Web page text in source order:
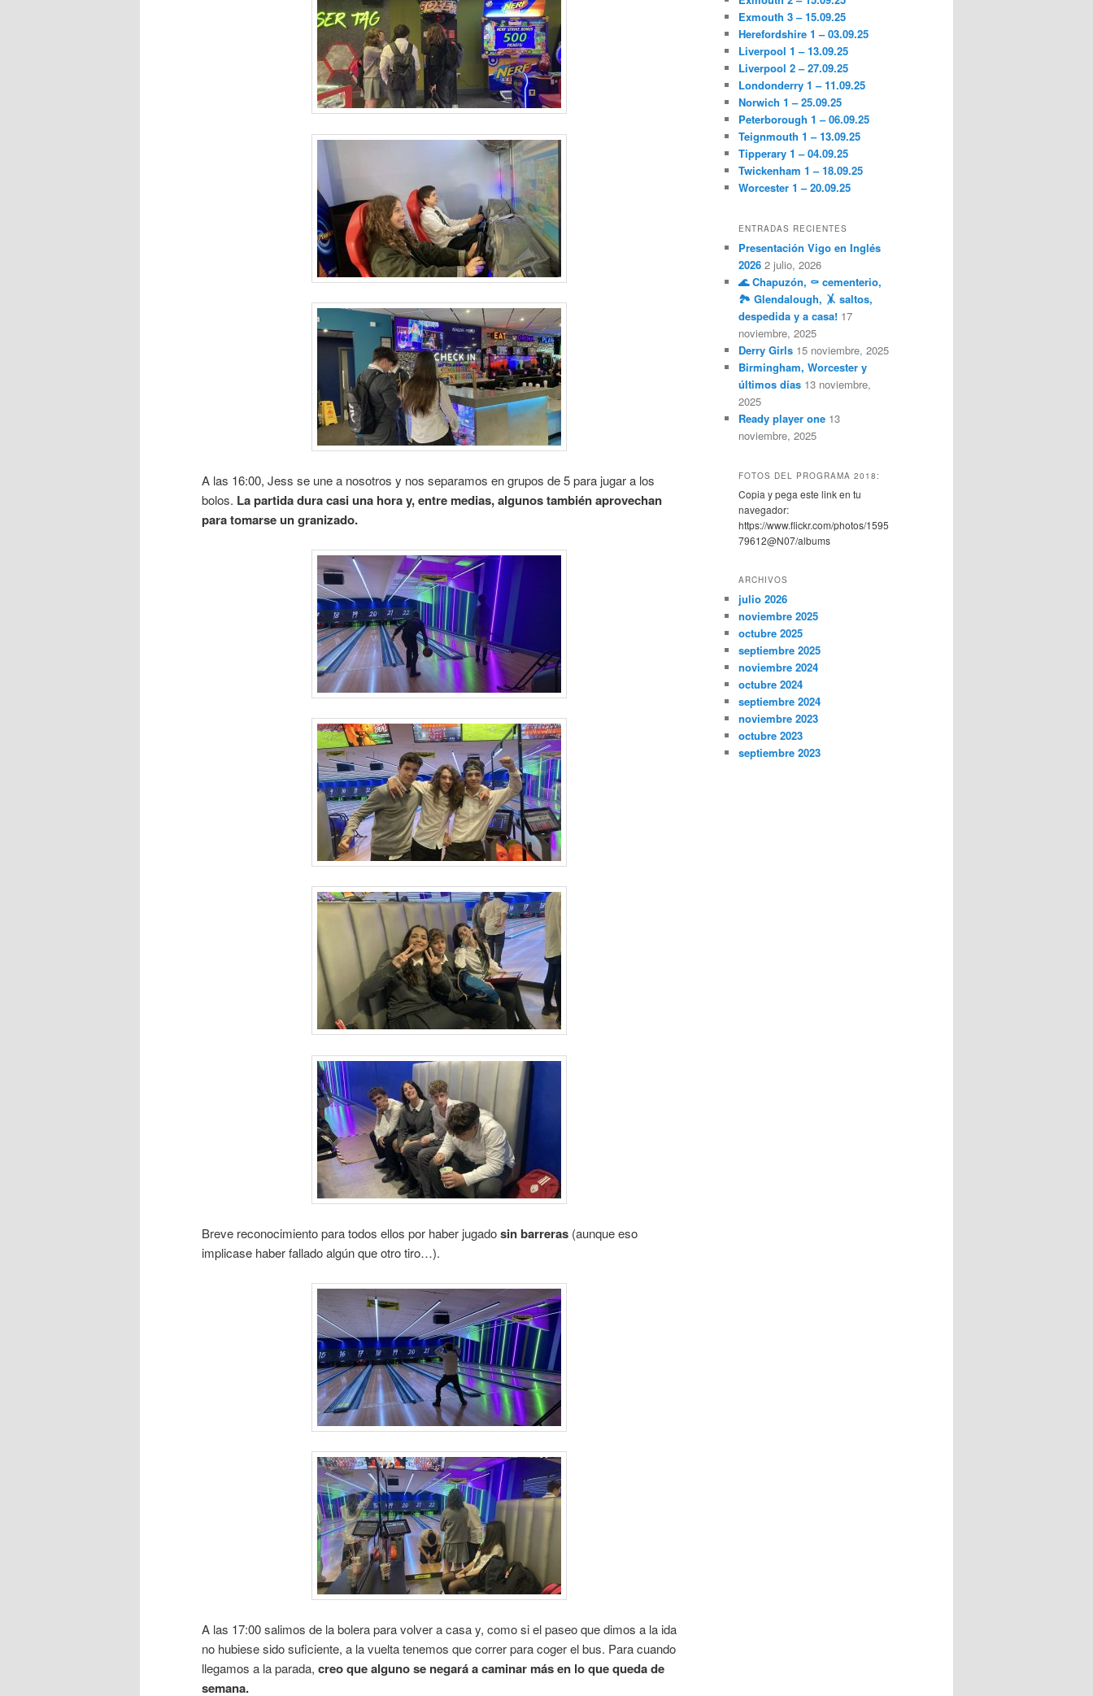
A las 16:00, Jess se une a nosotros y nos separamos en grupos de 5 para jugar a los
bolos. La partida dura casi una hora y, entre medias, algunos también aprovechan
para tomarse un granizado.
Breve reconocimiento para todos ellos por haber jugadosin barreras (aunque eso
implicase haber fallado algún que otro tiro…).
A las 17:00 salimos de la bolera para volver a casa y, como si el paseo que dimos a la ida
no hubiese sido suficiente, a la vuelta tenemos que correr para coger el bus. Para cuando
llegamos a la parada, creo que alguno se negará a caminar más en lo que queda de
semana.
Exmouth 3 – 15.09.25
Herefordshire 1 – 03.09.25
Liverpool 1 – 13.09.25
Liverpool 2 – 27.09.25
Londonderry 1 – 11.09.25
Norwich 1 – 25.09.25
Peterborough 1 – 06.09.25
Teignmouth 1 – 13.09.25
Tipperary 1 – 04.09.25
Twickenham 1 – 18.09.25
Worcester 1 – 20.09.25
ENTRADAS RECIENTES
Presentación Vigo en Inglés
2026 2 julio, 2026
🌊 Chapuzón, ⚰️ cementerio,
🏞️ Glendalough, 🤸 saltos,
despedida y a casa! 17
noviembre, 2025
Derry Girls 15 noviembre, 2025
Birmingham, Worcester y
últimos días 13 noviembre,
2025
Ready player one 13
noviembre, 2025
FOTOS DEL PROGRAMA 2018:
Copia y pega este link en tu
navegador:
https://www.flickr.com/photos/1595
79612@N07/albums
ARCHIVOS
julio 2026
noviembre 2025
octubre 2025
septiembre 2025
noviembre 2024
octubre 2024
septiembre 2024
noviembre 2023
octubre 2023
septiembre 2023